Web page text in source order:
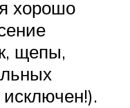
хорошо
щепы,